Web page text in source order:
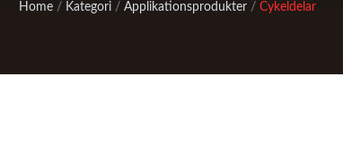
Home / Kategori / Applikationsprodukter / Cykeldelar